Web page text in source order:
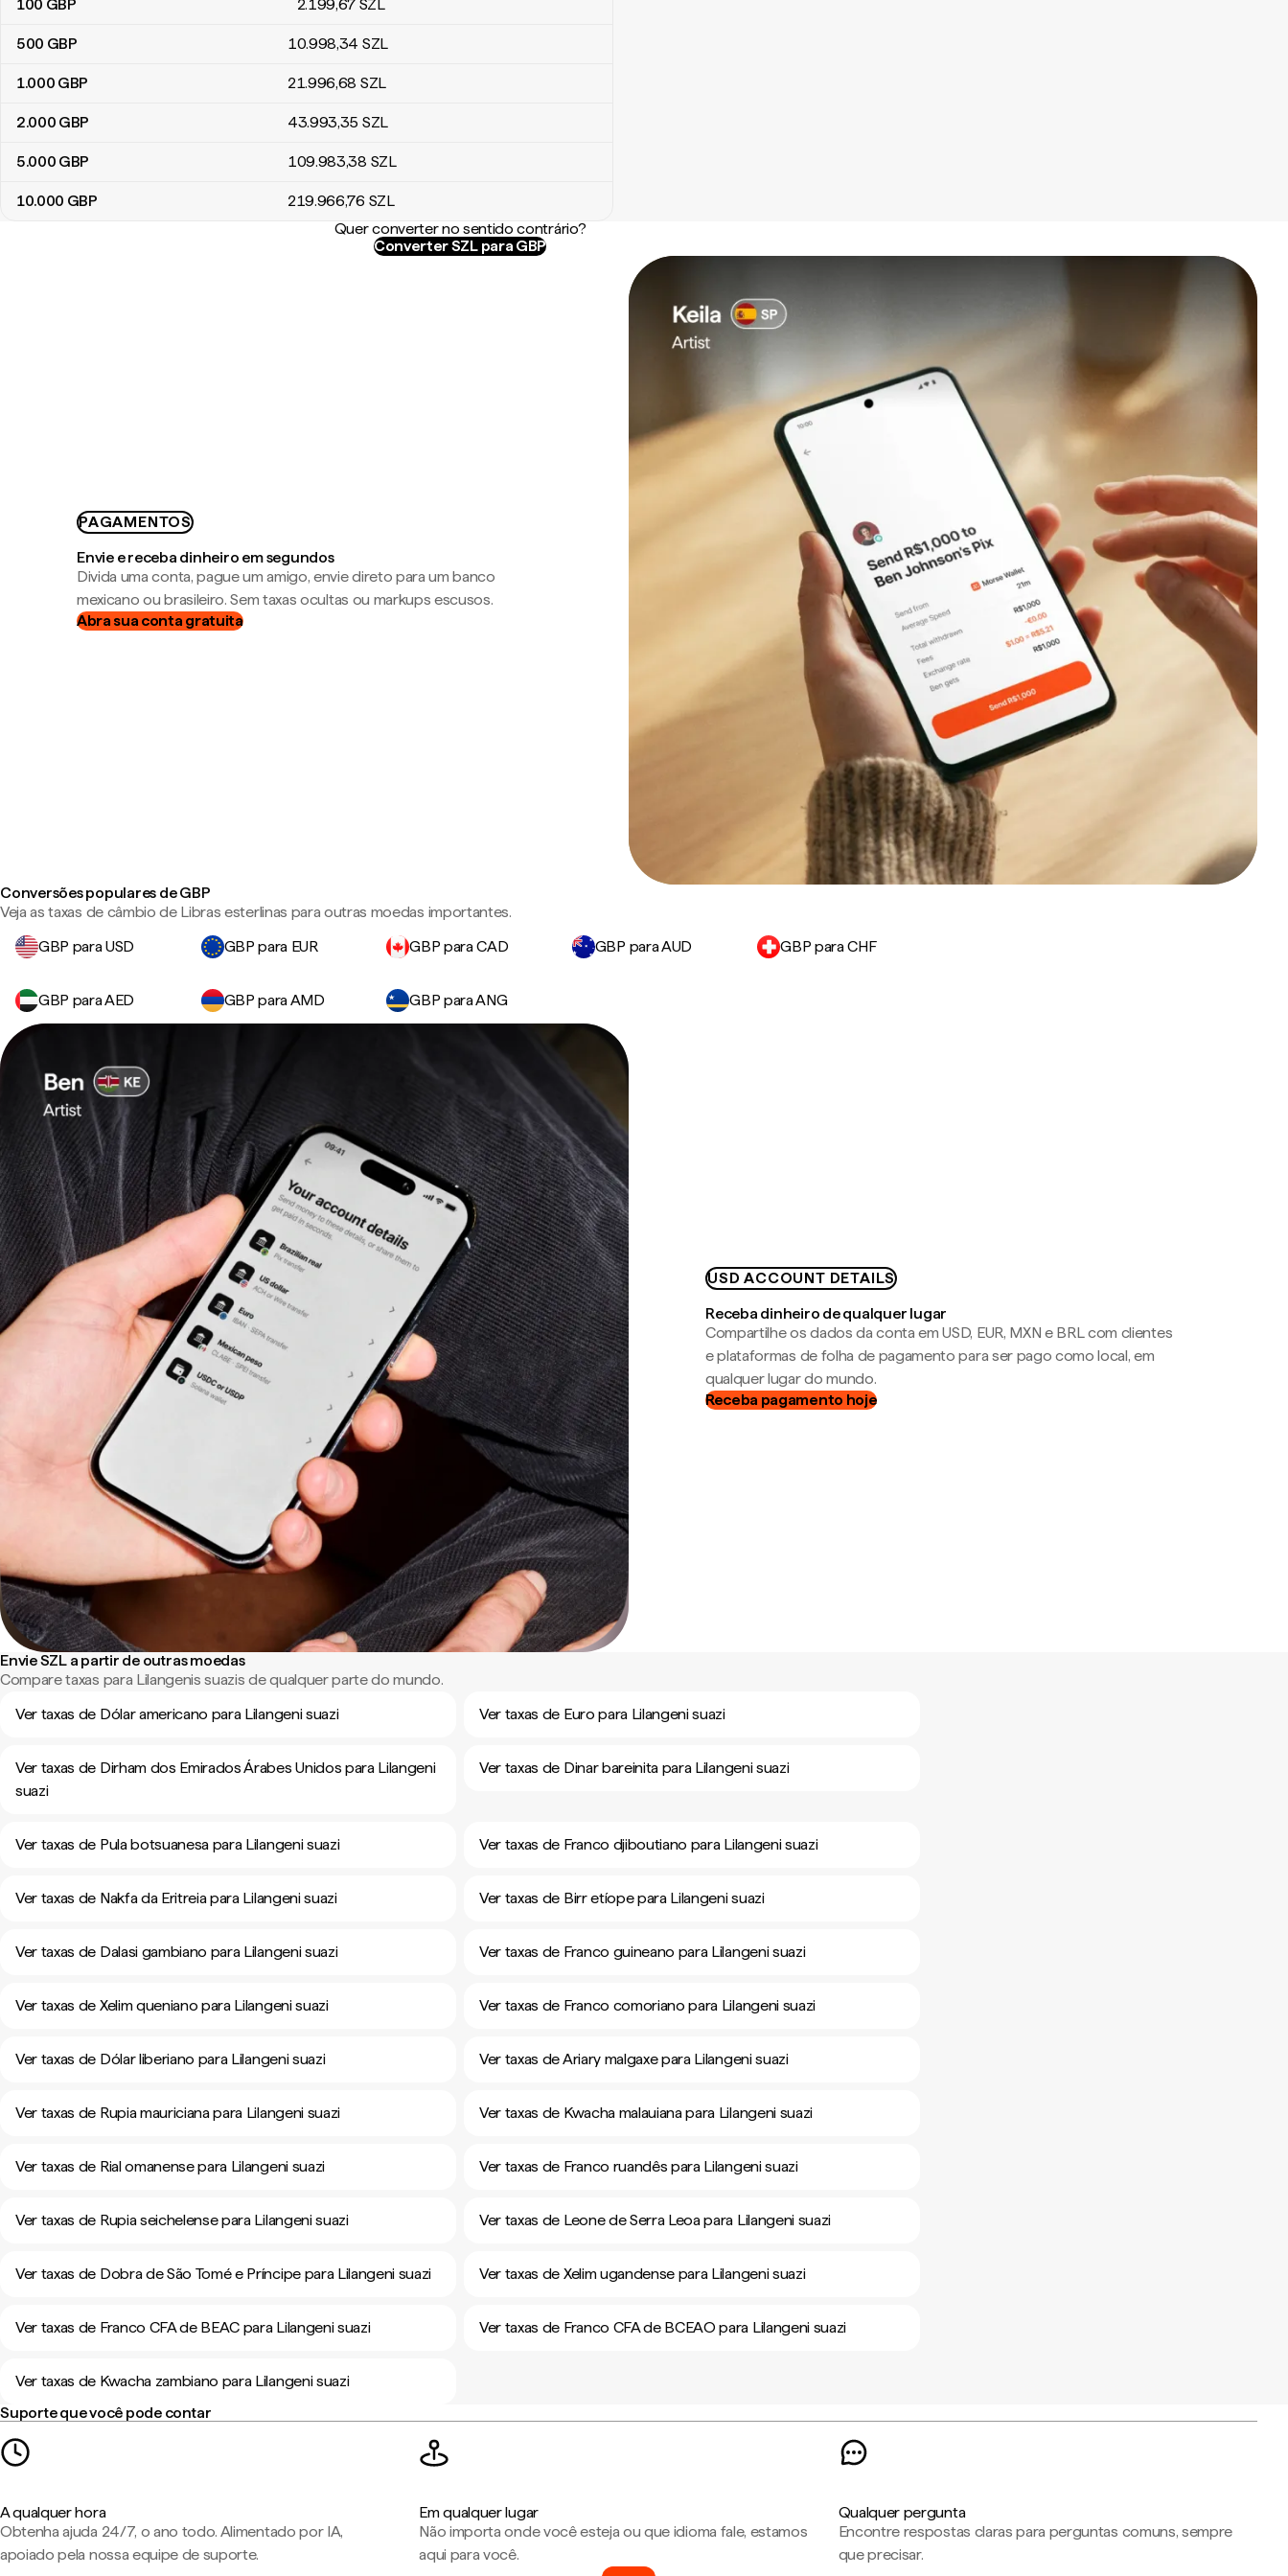
100 GBP 2.199,67 SZL
500 GBP 10.998,34 SZL
1.000 GBP 21.996,68 SZL
2.000 GBP 43.993,35 SZL
5.000 GBP 109.983,38 SZL
10.000 GBP 219.966,76 SZL
Quer converter no sentido contrário?
Converter SZL para GBP
PAGAMENTOS
Envie e receba dinheiro em segundos
Divida uma conta, pague um amigo, envie direto para um banco
mexicano ou brasileiro. Sem taxas ocultas ou markups escusos.
Abra sua conta gratuita
Conversões populares de GBP
Veja as taxas de câmbio de Libras esterlinas para outras moedas importantes.
GBP para USD
GBP para EUR GBP para CAD GBP para AUD GBP para CHF
GBP para AED GBP para AMD GBP para ANG
USD ACCOUNT DETAILS
Receba dinheiro de qualquer lugar
Compartilhe os dados da conta em USD, EUR, MXN e BRL com clientes
e plataformas de folha de pagamento para ser pago como local, em
qualquer lugar do mundo.
Receba pagamento hoje
Envie SZL a partir de outras moedas
Compare taxas para Lilangenis suazis de qualquer parte do mundo.
Ver taxas de Dólar americano para Lilangeni suazi
Ver taxas de Euro para Lilangeni suazi
Ver taxas de Dirham dos Emirados Árabes Unidos para Lilangeni
suazi
Ver taxas de Dinar bareinita para Lilangeni suazi
Ver taxas de Pula botsuanesa para Lilangeni suazi Ver taxas de Franco djiboutiano para Lilangeni suazi
Ver taxas de Nakfa da Eritreia para Lilangeni suazi Ver taxas de Birr etíope para Lilangeni suazi
Ver taxas de Dalasi gambiano para Lilangeni suazi Ver taxas de Franco guineano para Lilangeni suazi
Ver taxas de Xelim queniano para Lilangeni suazi Ver taxas de Franco comoriano para Lilangeni suazi
Ver taxas de Dólar liberiano para Lilangeni suazi Ver taxas de Ariary malgaxe para Lilangeni suazi
Ver taxas de Rupia mauriciana para Lilangeni suazi Ver taxas de Kwacha malauiana para Lilangeni suazi
Ver taxas de Rial omanense para Lilangeni suazi Ver taxas de Franco ruandês para Lilangeni suazi
Ver taxas de Rupia seichelense para Lilangeni suazi Ver taxas de Leone de Serra Leoa para Lilangeni suazi
Ver taxas de Dobra de São Tomé e Príncipe para Lilangeni suazi Ver taxas de Xelim ugandense para Lilangeni suazi
Ver taxas de Franco CFA de BEAC para Lilangeni suazi Ver taxas de Franco CFA de BCEAO para Lilangeni suazi
Ver taxas de Kwacha zambiano para Lilangeni suazi
Suporte que você pode contar
A qualquer hora
Obtenha ajuda 24/7, o ano todo. Alimentado por IA,
apoiado pela nossa equipe de suporte.
Em qualquer lugar
Não importa onde você esteja ou que idioma fale, estamos
aqui para você.
Qualquer pergunta
Encontre respostas claras para perguntas comuns, sempre
que precisar.